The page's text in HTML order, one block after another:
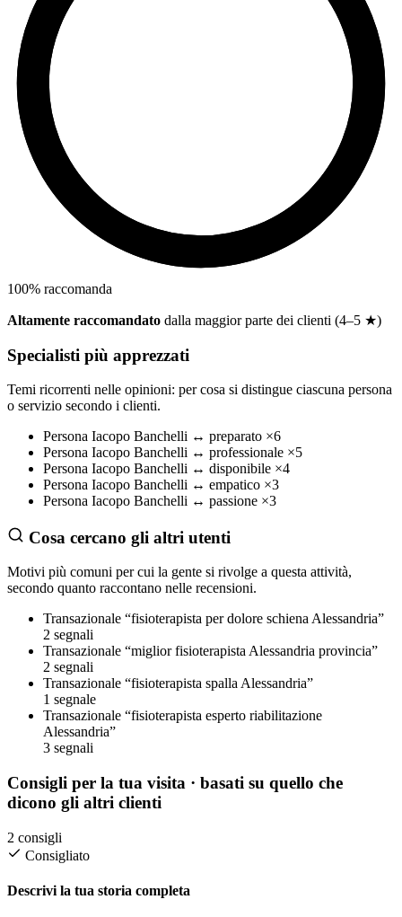
100% raccomanda
Altamente raccomandato dalla maggior parte dei clienti (4–5 ★)
Specialisti più apprezzati
Temi ricorrenti nelle opinioni: per cosa si distingue ciascuna persona
o servizio secondo i clienti.
Persona Iacopo Banchelli ↔ preparato ×6
Persona Iacopo Banchelli ↔ professionale ×5
Persona Iacopo Banchelli ↔ disponibile ×4
Persona Iacopo Banchelli ↔ empatico ×3
Persona Iacopo Banchelli ↔ passione ×3
Cosa cercano gli altri utenti
Motivi più comuni per cui la gente si rivolge a questa attività,
secondo quanto raccontano nelle recensioni.
Transazionale “fisioterapista per dolore schiena Alessandria”
2 segnali
Transazionale “miglior fisioterapista Alessandria provincia”
2 segnali
Transazionale “fisioterapista spalla Alessandria”
1 segnale
Transazionale “fisioterapista esperto riabilitazione
Alessandria”
3 segnali
Consigli per la tua visita · basati su quello che
dicono gli altri clienti
2 consigli
Consigliato
Descrivi la tua storia completa